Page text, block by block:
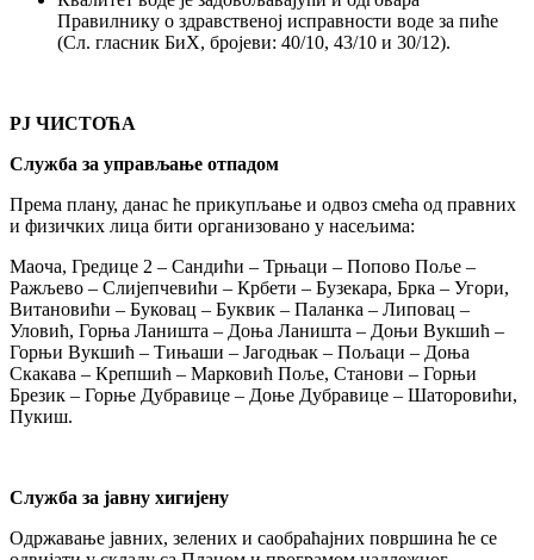
Правилнику о здравственој исправности воде за пиће
(Сл. гласник БиХ, бројеви: 40/10, 43/10 и 30/12).
РЈ ЧИСТОЋА
Служба за управљање отпадом
Према плану, данас ће прикупљање и одвоз смећа од правних
и физичких лица бити организовано у насељима:
Маоча, Гредице 2 – Сандићи – Трњаци – Попово Поље –
Ражљево – Слијепчевићи – Крбети – Бузекара, Брка – Угори,
Витановићи – Буковац – Буквик – Паланка – Липовац –
Уловић, Горња Ланишта – Доња Ланишта – Доњи Вукшић –
Горњи Вукшић – Тињаши – Јагодњак – Пољаци – Доња
Скакава – Крепшић – Марковић Поље, Станови – Горњи
Брезик – Горње Дубравице – Доње Дубравице – Шаторовићи,
Пукиш.
Служба за јавну хигијену
Одржавање јавних, зелених и саобраћајних површина ће се